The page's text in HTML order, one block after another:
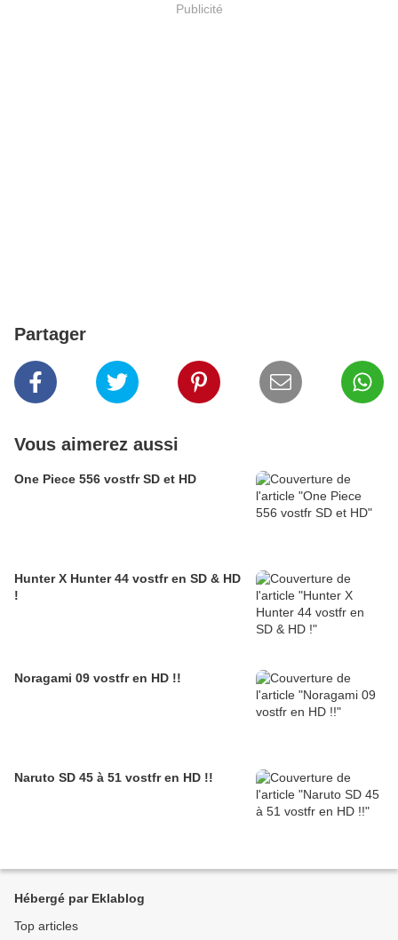
Publicité
Partager
Vous aimerez aussi
One Piece 556 vostfr SD et HD
Hunter X Hunter 44 vostfr en SD & HD
!
Noragami 09 vostfr en HD !!
Naruto SD 45 à 51 vostfr en HD !!
Hébergé par Eklablog
Top articles